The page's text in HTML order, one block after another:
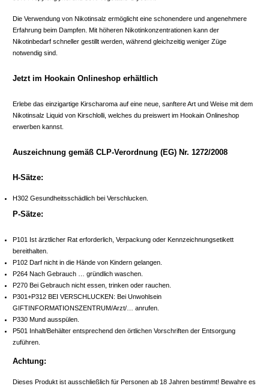
Die Verwendung von Nikotinsalz ermöglicht eine schonendere und angenehmere
Erfahrung beim Dampfen. Mit höheren Nikotinkonzentrationen kann der
Nikotinbedarf schneller gestillt werden, während gleichzeitig weniger Züge
notwendig sind.
Jetzt im Hookain Onlineshop erhältlich
Erlebe das einzigartige Kirscharoma auf eine neue, sanftere Art und Weise mit dem
Nikotinsalz Liquid von Kirschlolli, welches du preiswert im Hookain Onlineshop
erwerben kannst.
Auszeichnung gemäß CLP-Verordnung (EG) Nr. 1272/2008
H-Sätze:
H302 Gesundheitsschädlich bei Verschlucken.
P-Sätze:
P101 Ist ärztlicher Rat erforderlich, Verpackung oder Kennzeichnungsetikett
bereithalten.
P102 Darf nicht in die Hände von Kindern gelangen.
P264 Nach Gebrauch … gründlich waschen.
P270 Bei Gebrauch nicht essen, trinken oder rauchen.
P301+P312 BEI VERSCHLUCKEN: Bei Unwohlsein
GIFTINFORMATIONSZENTRUM/Arzt/… anrufen.
P330 Mund ausspülen.
P501 Inhalt/Behälter entsprechend den örtlichen Vorschriften der Entsorgung
zuführen.
Achtung:
Dieses Produkt ist ausschließlich für Personen ab 18 Jahren bestimmt! Bewahre es